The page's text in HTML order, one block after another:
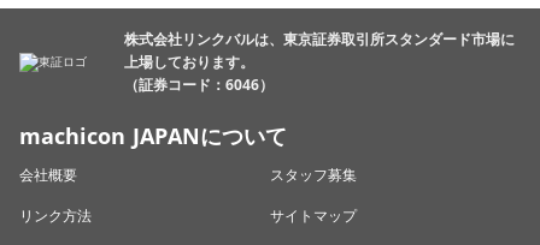
株式会社リンクバルは、東京証券取引所スタンダード市場に
上場しております。
（証券コード：6046）
machicon JAPANについて
会社概要
スタッフ募集
リンク方法
サイトマップ